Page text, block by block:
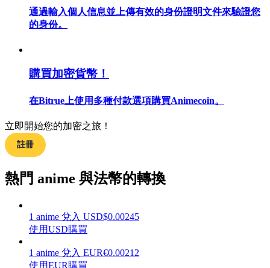
交易策略
學習如何保持盈利
理財
通過輸入個人信息並上傳有效的身份證明文件來驗證您
的身份。
購買加密貨幣！
在Bitrue上使用多種付款選項購買Animecoin。
立即開始您的加密之旅！
註冊
熱門 anime 與法幣的轉換
1 anime 兌入 USD$0.00245
使用USD購買
1 anime 兌入 EUR€0.00212
使用EUR購買